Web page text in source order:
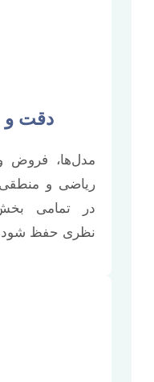
دقت و
مدل‌ها، فروض
ریاضی و منطقی
در تمامی
نظری حفظ